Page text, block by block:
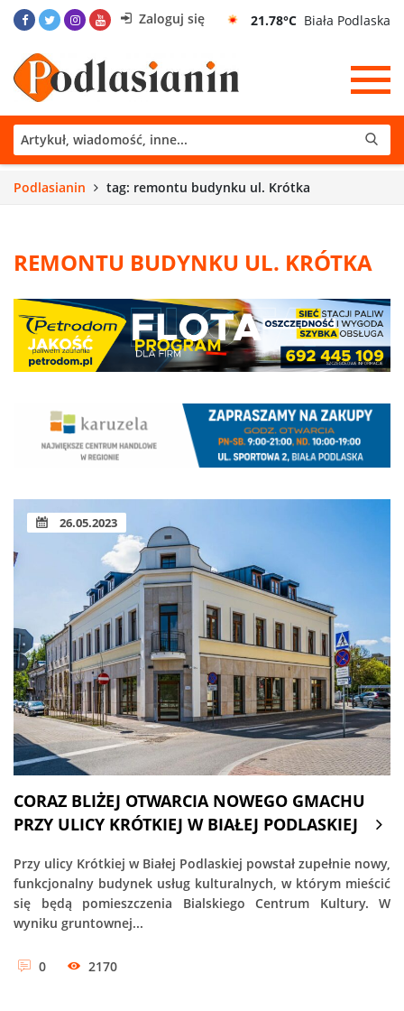
Zaloguj się 21.78°C Biała Podlaska
Podlasianin tag: remontu budynku ul. Krótka
REMONTU BUDYNKU UL. KRÓTKA
26.05.2023
CORAZ BLIŻEJ OTWARCIA NOWEGO GMACHU
PRZY ULICY KRÓTKIEJ W BIAŁEJ PODLASKIEJ
Przy ulicy Krótkiej w Białej Podlaskiej powstał zupełnie nowy,
funkcjonalny budynek usług kulturalnych, w którym mieścić
się będą pomieszczenia Bialskiego Centrum Kultury. W
wyniku gruntownej...
0 2170